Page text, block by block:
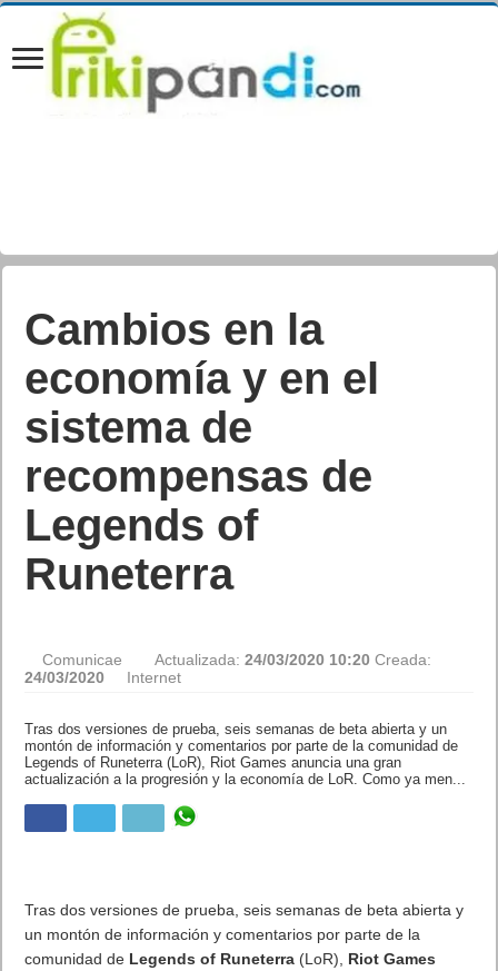
Cambios en la
economía y en el
sistema de
recompensas de
Legends of
Runeterra
Comunicae Actualizada:24/03/2020 10:20 Creada:
24/03/2020
Internet
Tras dos versiones de prueba, seis semanas de beta abierta y un
montón de información y comentarios por parte de la comunidad
de Legends of Runeterra (LoR), Riot Games anuncia una gran
actualización a la progresión y la economía de LoR. Como ya